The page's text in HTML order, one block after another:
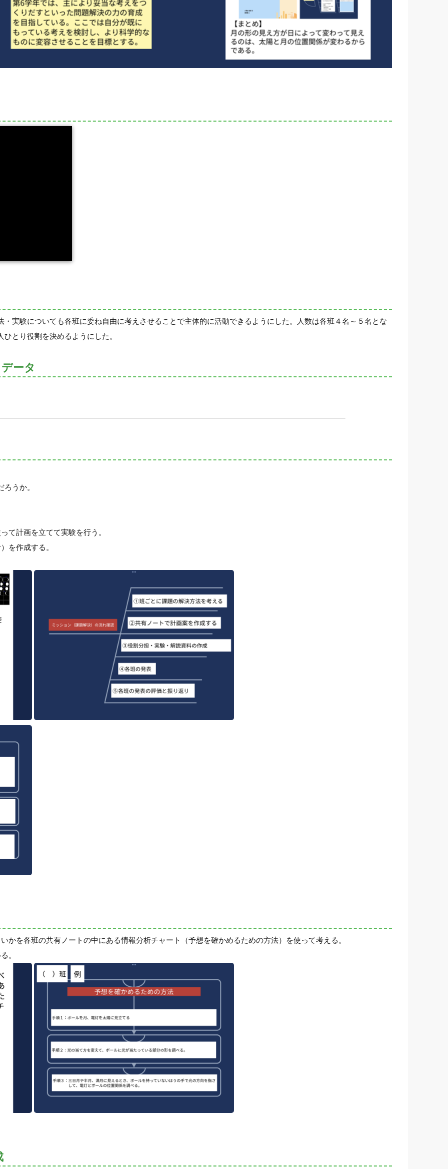
実験についても各班に委ね自由に考えさせることで主体的に活動できるようにした。人数は各班４名～５名とな
とり役割を決めるようにした。
ータ
うか。
て計画を立てて実験を行う。
を作成する。
かを各班の共有ノートの中にある情報分析チャート（予想を確かめるための方法）を使って考える。
。